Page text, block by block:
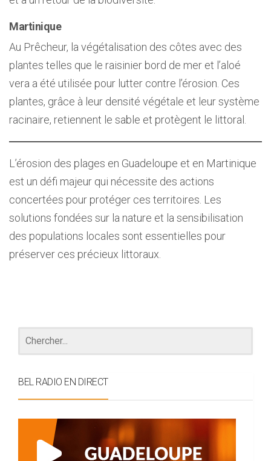
Martinique
Au Prêcheur, la végétalisation des côtes avec des
plantes telles que le raisinier bord de mer et l’aloé
vera a été utilisée pour lutter contre l’érosion. Ces
plantes, grâce à leur densité végétale et leur système
racinaire, retiennent le sable et protègent le littoral.
L’érosion des plages en Guadeloupe et en Martinique
est un défi majeur qui nécessite des actions
concertées pour protéger ces territoires. Les
solutions fondées sur la nature et la sensibilisation
des populations locales sont essentielles pour
préserver ces précieux littoraux.
BEL RADIO EN DIRECT